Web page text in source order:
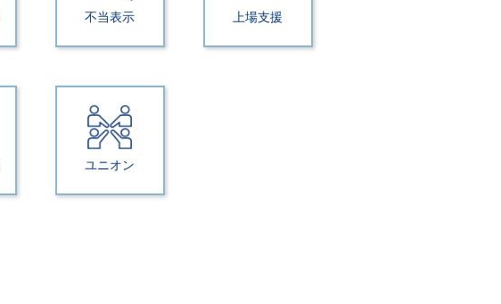
不当表示 上場支援
ユニオン